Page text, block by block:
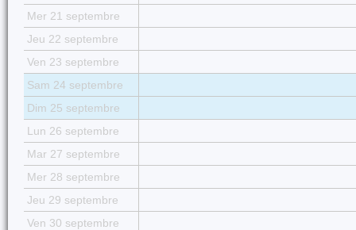
Mer 21 septembre
Jeu 22 septembre
Ven 23 septembre
Sam 24 septembre
Dim 25 septembre
Lun 26 septembre
Mar 27 septembre
Mer 28 septembre
Jeu 29 septembre
Ven 30 septembre